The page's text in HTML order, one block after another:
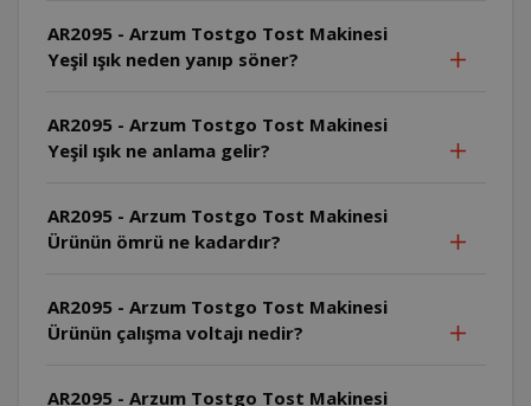
AR2095 - Arzum Tostgo Tost Makinesi
Yeşil ışık neden yanıp söner?
AR2095 - Arzum Tostgo Tost Makinesi
Yeşil ışık ne anlama gelir?
AR2095 - Arzum Tostgo Tost Makinesi
Ürünün ömrü ne kadardır?
AR2095 - Arzum Tostgo Tost Makinesi
Ürünün çalışma voltajı nedir?
AR2095 - Arzum Tostgo Tost Makinesi